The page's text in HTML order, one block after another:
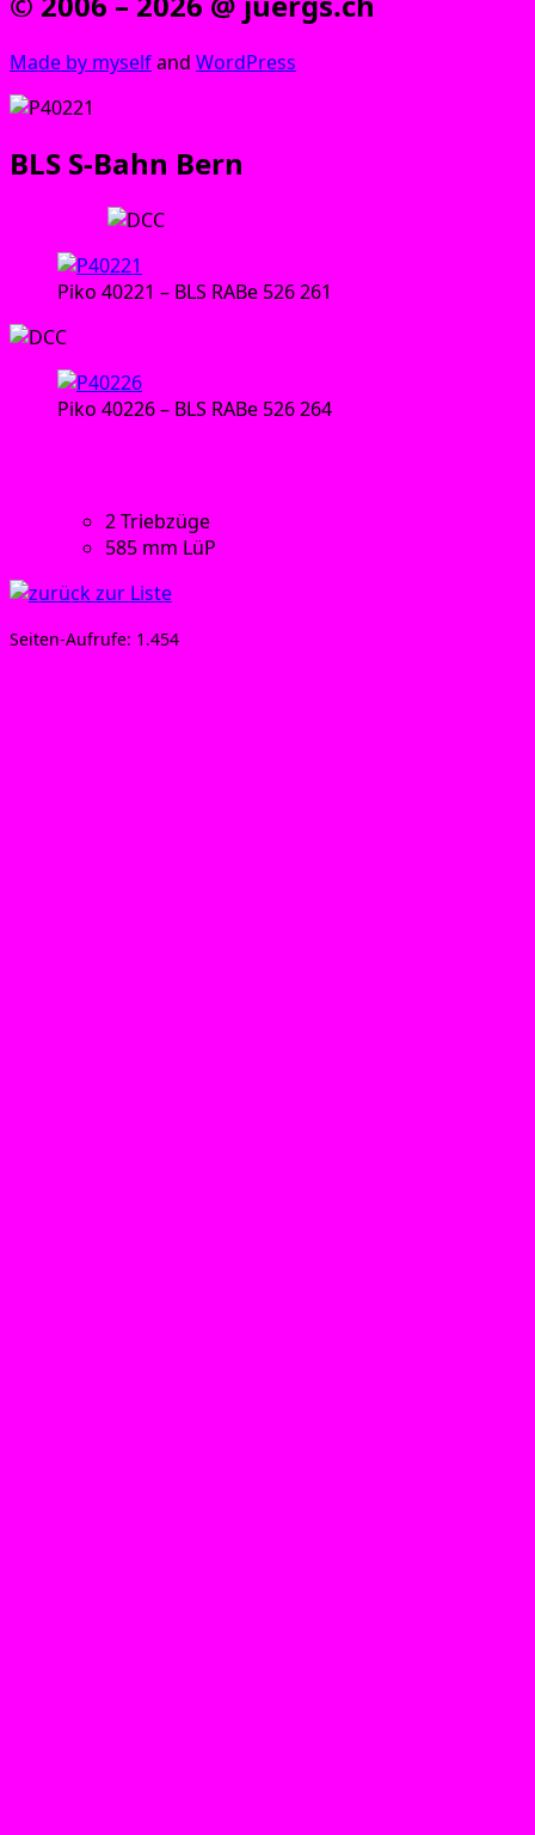
Made by mys­elfand Word­Press
BLS S‑Bahn Bern
Piko 40221 – BLS RABe 526 261
Piko 40226 – BLS RABe 526 264
2 Trieb­zü­ge
585 mm LüP
Sei­ten-Auf­ru­fe: 1.454